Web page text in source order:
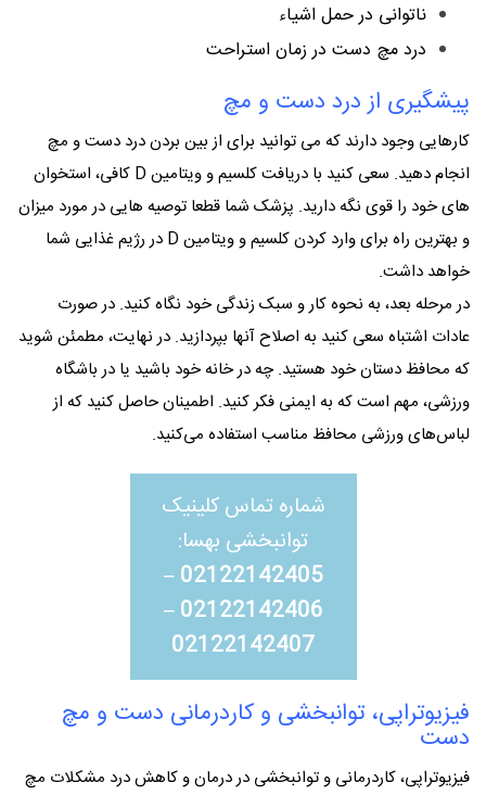
ناتوانی در حمل اشیاء
درد مچ دست در زمان استراحت
پیشگیری از درد دست و مچ
کارهایی وجود دارند که می توانید برای از بین بردن درد دست و مچ
انجام دهید. سعی کنید با دریافت کلسیم و ویتامین D کافی، استخوان
های خود را قوی نگه دارید. پزشک شما قطعا توصیه هایی در مورد میزان
و بهترین راه برای وارد کردن کلسیم و ویتامین D در رژیم غذایی شما
خواهد داشت.
در مرحله بعد، به نحوه کار و سبک زندگی خود نگاه کنید. در صورت
عادات اشتباه سعی کنید به اصلاح آنها بپردازید. در نهایت، مطمئن شوید
که محافظ دستان خود هستید. چه در خانه خود باشید یا در باشگاه
ورزشی، مهم است که به ایمنی فکر کنید. اطمینان حاصل کنید که از
لباس‌های ورزشی محافظ مناسب استفاده می‌کنید.
شماره تماس کلینیک
توانبخشی بهسا:
02122142405
–
02122142406
–
02122142407
فیزیوتراپی، توانبخشی و کاردرمانی دست و مچ
دست
فیزیوتراپی، کاردرمانی و توانبخشی در درمان و کاهش درد مشکلات مچ